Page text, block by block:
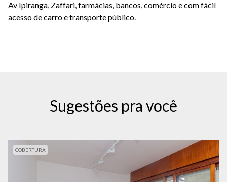
Av Ipiranga, Zaffari, farmácias, bancos, comércio e com fácil
acesso de carro e transporte público.
Sugestões pra você
COBERTURA